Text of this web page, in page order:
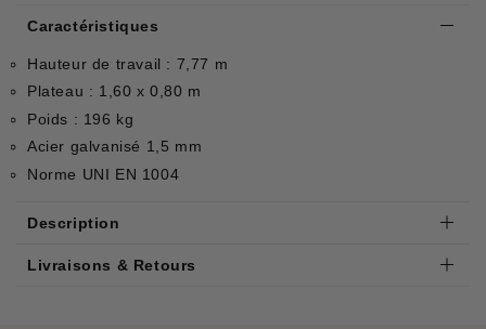
Caractéristiques
Hauteur de travail : 7,77 m
Plateau : 1,60 x 0,80 m
Poids : 196 kg
Acier galvanisé 1,5 mm
Norme UNI EN 1004
Description
Livraisons & Retours